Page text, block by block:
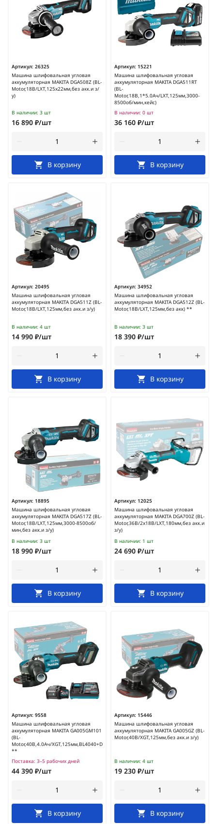
Артикул: 26325
Машина шлифовальная угловая
аккумуляторная MAKITA DGA508Z (BL-
Motor,18В/LXT,125х22мм,без акк.и з/
у)
В наличии: 3 шт
16 890 ₽/шт
В корзину
Артикул: 15221
Машина шлифовальная угловая
аккумуляторная MAKITA DGA511RT
(BL-
Motor,18В,1*5.0Ач/LXT,125мм,3000-
8500об/мин,кейс)
В наличии: 0 шт
36 160 ₽/шт
В корзину
Артикул: 20495
Машина шлифовальная угловая
аккумуляторная MAKITA DGA511Z (BL-
Motor,18В/LXT,125мм,без акк.и з/у)
В наличии: 4 шт
14 990 ₽/шт
В корзину
Артикул: 34952
Машина шлифовальная угловая
аккумуляторная MAKITA DGA512Z (BL-
Motor,18В/LXT,125мм,без акк) **
В наличии: 3 шт
18 390 ₽/шт
В корзину
Артикул: 18895
Машина шлифовальная угловая
аккумуляторная MAKITA DGA517Z (BL-
Motor,18В/LXT,125мм,3000-8500об/
мин,без акк.и з/у)
В наличии: 3 шт
18 990 ₽/шт
В корзину
Артикул: 12025
Машина шлифовальная угловая
аккумуляторная MAKITA DGA700Z (BL-
Motor,36В/2х18В/LXT,180мм,без акк.и
з/у)
В наличии: 1 шт
24 690 ₽/шт
В корзину
Артикул: 9558
Машина шлифовальная угловая
аккумуляторная MAKITA GA005GM101
(BL-
Motor,40В,4.0Ач/XGT,125мм,BL4040+DC40RA)
**
Поставка: 3–5 рабочих дней
44 390 ₽/шт
В корзину
Артикул: 15446
Машина шлифовальная угловая
аккумуляторная MAKITA GA005GZ (BL-
Motor,40В/XGT,125мм,без акк.и з/у)
В наличии: 4 шт
19 230 ₽/шт
В корзину